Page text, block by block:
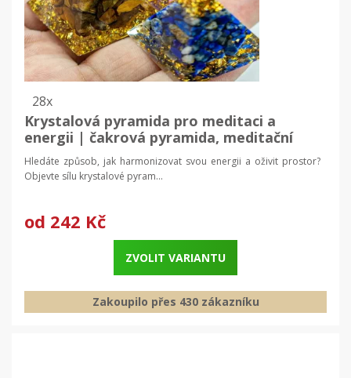
28x
Krystalová pyramida pro meditaci a
energii | čakrová pyramida, meditační
pomůcka
Hledáte způsob, jak harmonizovat svou energii a oživit prostor?
Objevte sílu krystalové pyram...
od 242 Kč
ZVOLIT VARIANTU
Zakoupilo přes 430 zákazníku